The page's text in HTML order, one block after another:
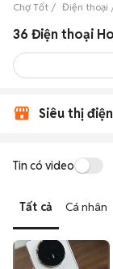
Chợ Tốt Điện thoại
36 Điện thoại
Siêu thị
Tin có video
Tất cả Cá nhân